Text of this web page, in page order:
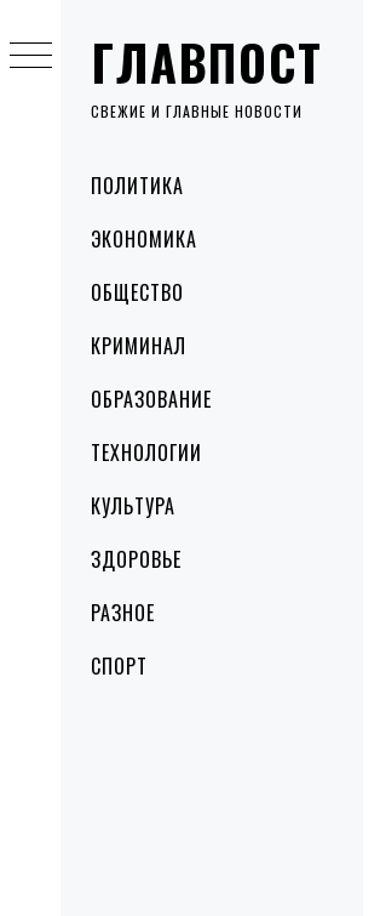
ГЛАВПОСТ
СВЕЖИЕ И ГЛАВНЫЕ НОВОСТИ
MenuПОЛИТИКА
ЭКОНОМИКА
ОБЩЕСТВО
КРИМИНАЛ
ОБРАЗОВАНИЕ
ТЕХНОЛОГИИ
КУЛЬТУРА
ЗДОРОВЬЕ
РАЗНОЕ
СПОРТ
to
content